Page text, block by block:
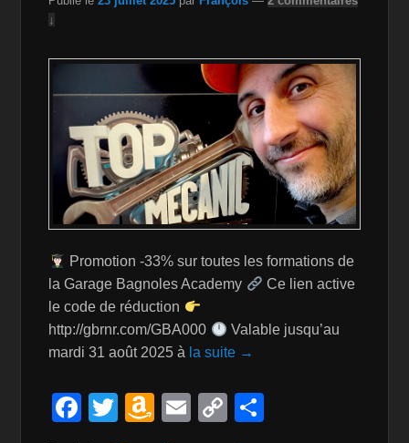
↓
Promotion -33% sur toutes les formations de
la Garage Bagnoles Academy
Ce lien active
le code de réduction
http://gbrnr.com/GBA000
Valable jusqu’au
mardi 31 août 2025 à la suite →
F
T
A
E
C